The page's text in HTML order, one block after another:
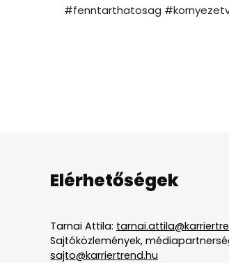
#fenntarthatosag
Elérhetőségek
Tarnai Attila:
Sajtóközlemények,
sajto@karriertrend.hu